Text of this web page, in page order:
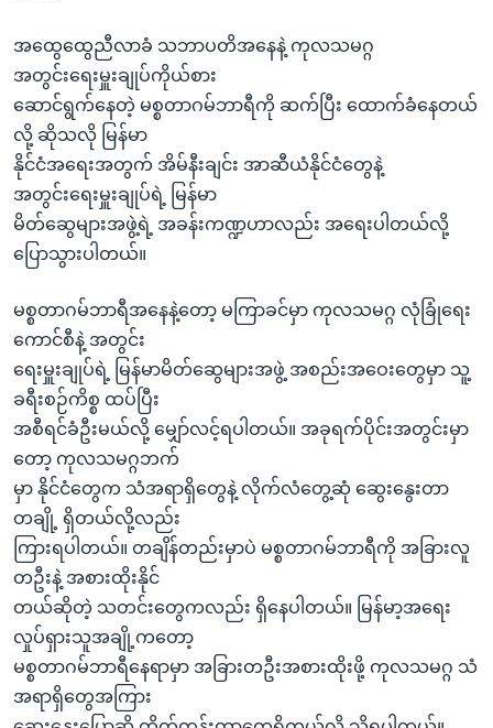
အထွေထွေညီလာခံ သဘာပတိအနေနဲ့ ကုလသမဂ္ဂ
အတွင်းရေးမှူးချုပ်ကိုယ်စား
ဆောင်ရွက်နေတဲ့ မစ္စတာဂမ်ဘာရီကို ဆက်ပြီး ထောက်ခံနေတယ်
လို့ ဆိုသလို မြန်မာ
နိုင်ငံအရေးအတွက် အိမ်နီးချင်း အာဆီယံနိုင်ငံတွေနဲ့
အတွင်းရေးမှူးချုပ်ရဲ့ မြန်မာ
မိတ်ဆွေများအဖွဲ့ရဲ့ အခန်းကဏ္ဍဟာလည်း အရေးပါတယ်လို့
ပြောသွားပါတယ်။
မစ္စတာဂမ်ဘာရီအနေနဲ့တော့ မကြာခင်မှာ ကုလသမဂ္ဂ လုံခြုံရေး
ကောင်စီနဲ့ အတွင်း
ရေးမှူးချုပ်ရဲ့ မြန်မာမိတ်ဆွေများအဖွဲ့ အစည်းအဝေးတွေမှာ သူ့
ခရီးစဉ်ကိစ္စ ထပ်ပြီး
အစီရင်ခံဦးမယ်လို့ မျှော်လင့်ရပါတယ်။ အခုရက်ပိုင်းအတွင်းမှာ
တော့ ကုလသမဂ္ဂဘက်
မှာ နိုင်ငံတွေက သံအရာရှိတွေနဲ့ လိုက်လံတွေ့ဆုံ ဆွေးနွေးတာ
တချို့ ရှိတယ်လို့လည်း
ကြားရပါတယ်။ တချိန်တည်းမှာပဲ မစ္စတာဂမ်ဘာရီကို အခြားလူ
တဦးနဲ့ အစားထိုးနိုင်
တယ်ဆိုတဲ့ သတင်းတွေကလည်း ရှိနေပါတယ်။ မြန်မာ့အရေး
လှုပ်ရှားသူအချို့ကတော့
မစ္စတာဂမ်ဘာရီနေရာမှာ အခြားတဦးအစားထိုးဖို့ ကုလသမဂ္ဂ သံ
အရာရှိတွေအကြား